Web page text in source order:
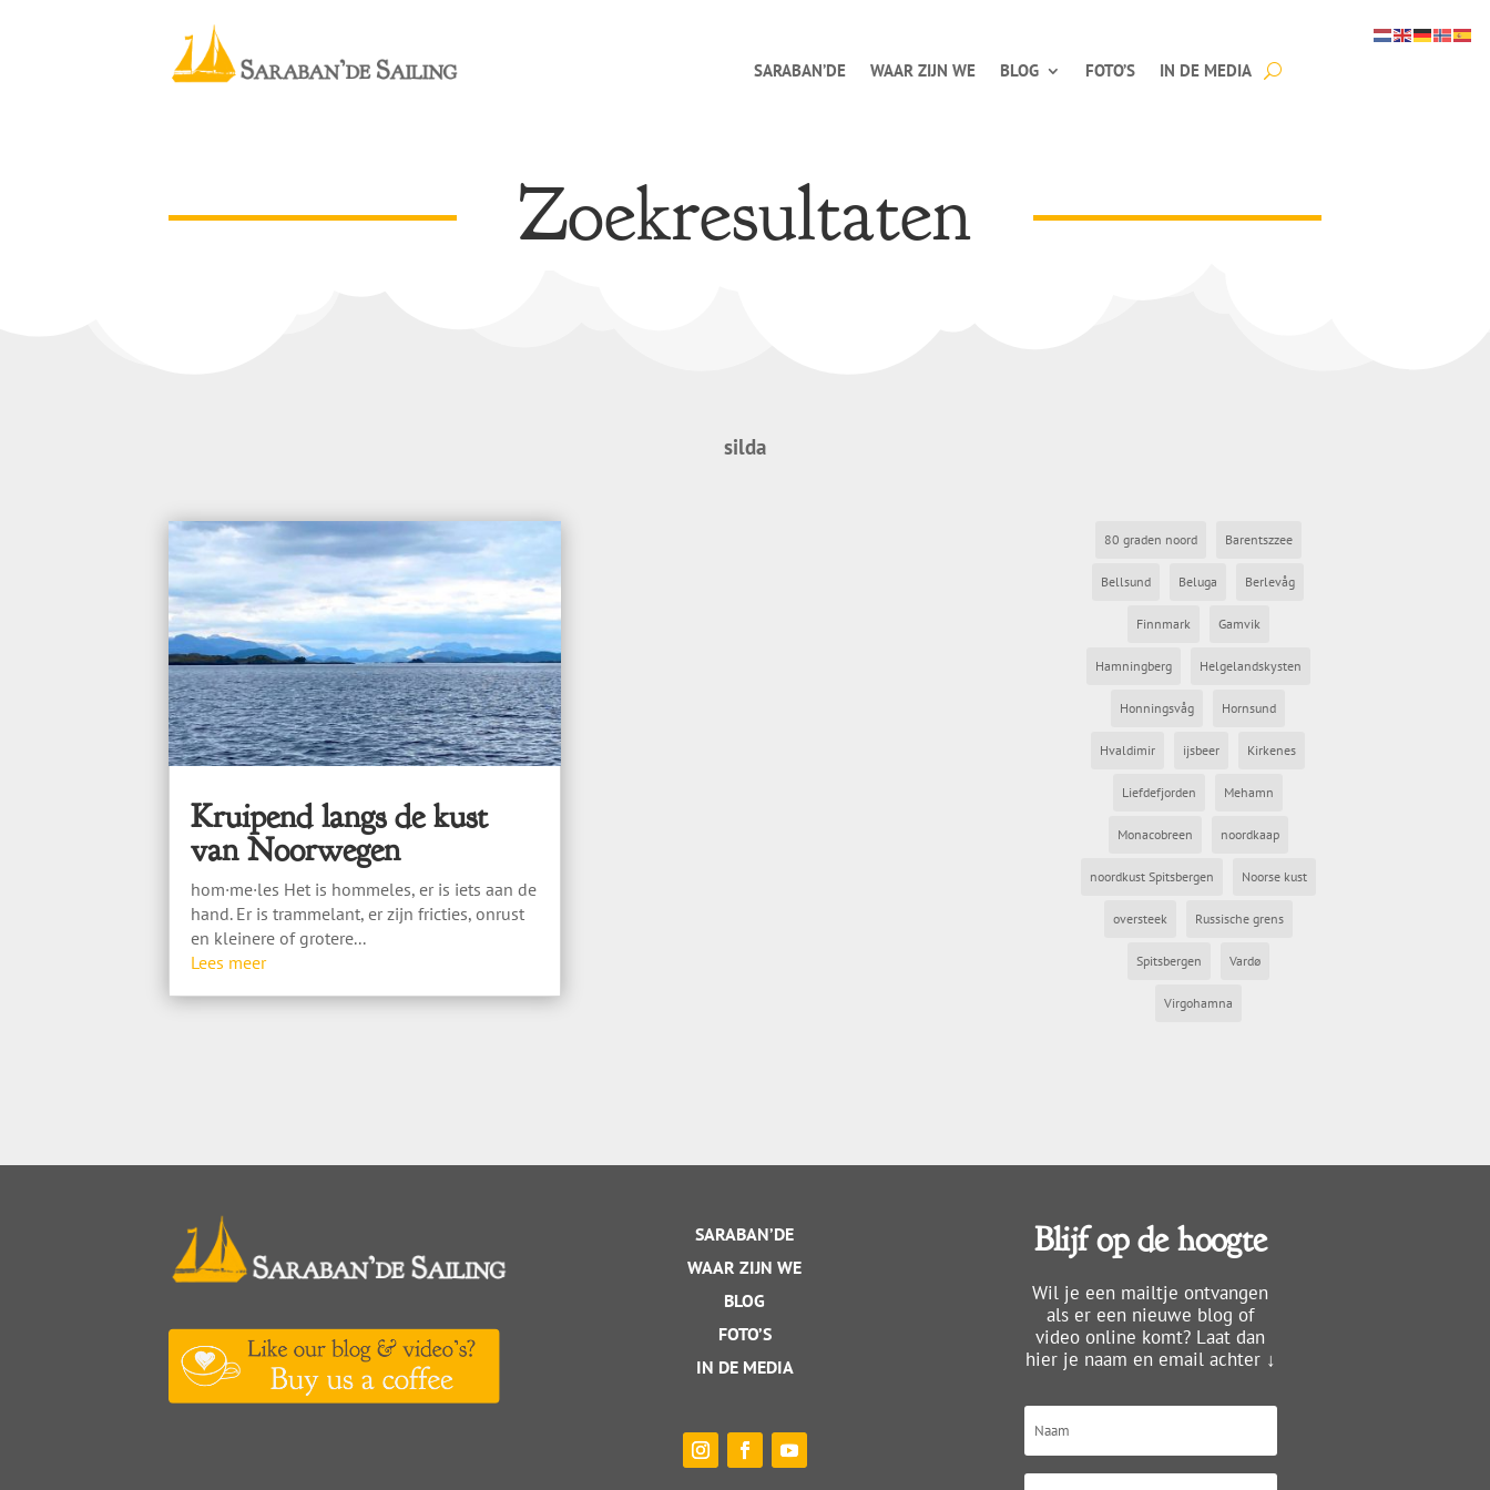
SARABAN’DE WAAR ZIJN WE BLOG FOTO’S IN DE MEDIA
Zoekresultaten
silda
Kruipend langs de kust
van Noorwegen
hom·me·les Het is hommeles, er is iets aan de
hand. Er is trammelant, er zijn fricties, onrust
en kleinere of grotere...
Lees meer
80 graden noord Barentszzee
Bellsund Beluga Berlevåg
Finnmark Gamvik
Hamningberg Helgelandskysten
Honningsvåg Hornsund
Hvaldimir ijsbeer Kirkenes
Liefdefjorden Mehamn
Monacobreen noordkaap
noordkust Spitsbergen Noorse kust
oversteek Russische grens
Spitsbergen Vardø
Virgohamna
SARABAN’DE
WAAR ZIJN WE
BLOG
FOTO’S
IN DE MEDIA
Blijf op de hoogte
Wil je een mailtje ontvangen
als er een nieuwe blog of
video online komt? Laat dan
hier je naam en email achter ↓